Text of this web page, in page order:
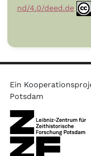
nd/4.0/deed.de
Ein
Potsdam